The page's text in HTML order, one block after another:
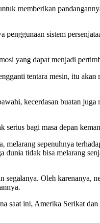
memberikan
sistem
yang dapat menjadi
tentara mesin, itu
kecerdasan buatan
serius bagi masa depan
sepenuhnya
dunia tidak bisa melarang
segalanya. Oleh karenanya,
saat ini, Amerika Serikat